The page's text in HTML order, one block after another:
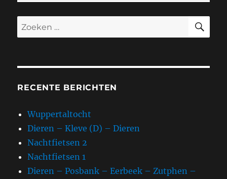
Zoeken
naar:
RECENTE BERICHTEN
Wuppertaltocht
Dieren – Kleve (D) – Dieren
Nachtfietsen 2
Nachtfietsen 1
Dieren – Posbank – Eerbeek – Zutphen –